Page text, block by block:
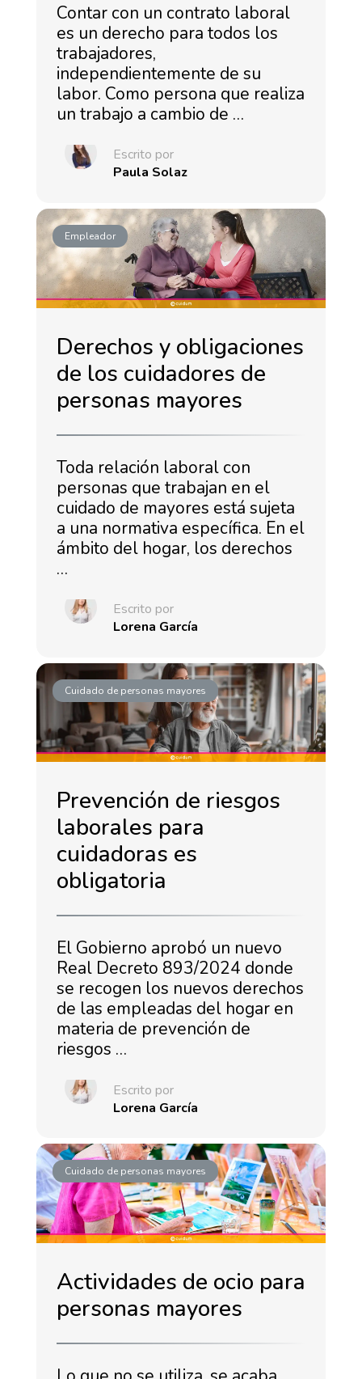
Contar con un contrato laboral
es un derecho para todos los
trabajadores,
independientemente de su
labor. Como persona que realiza
un trabajo a cambio de …
Escrito por
Paula Solaz
Empleador
Derechos y obligaciones
de los cuidadores de
personas mayores
Toda relación laboral con
personas que trabajan en el
cuidado de mayores está sujeta
a una normativa específica. En el
ámbito del hogar, los derechos
…
Escrito por
Lorena García
Cuidado de personas mayores
Prevención de riesgos
laborales para
cuidadoras es
obligatoria
El Gobierno aprobó un nuevo
Real Decreto 893/2024 donde
se recogen los nuevos derechos
de las empleadas del hogar en
materia de prevención de
riesgos …
Escrito por
Lorena García
Cuidado de personas mayores
Actividades de ocio para
personas mayores